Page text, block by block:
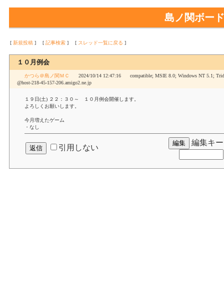
島ノ関ボー
[ 新規投稿 ] [ 記事検索 ] [ スレッド一覧に戻る ]
１０月例会
かつら＠島ノ関ＭＣ 2024/10/14 12:47:16
compatible; MSIE 8.0; Windows NT 5.1;
@host-218-45-157-206.amigo2.ne.jp
１９日(土) ２２：３０～ １０月例会開催します。
よろしくお願いします。
今月増えたゲーム
・なし
引用しない
編集キー